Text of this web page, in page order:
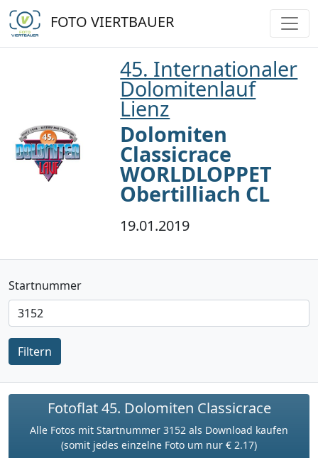
FOTO VIERTBAUER
45. Internationaler
Dolomitenlauf
Lienz
Dolomiten
Classicrace
WORLDLOPPET
Obertilliach CL
19.01.2019
Startnummer
Filtern
Fotoflat 45. Dolomiten Classicrace
Alle Fotos mit Startnummer 3152 als Download kaufen
(somit jedes einzelne Foto um nur € 2.17)